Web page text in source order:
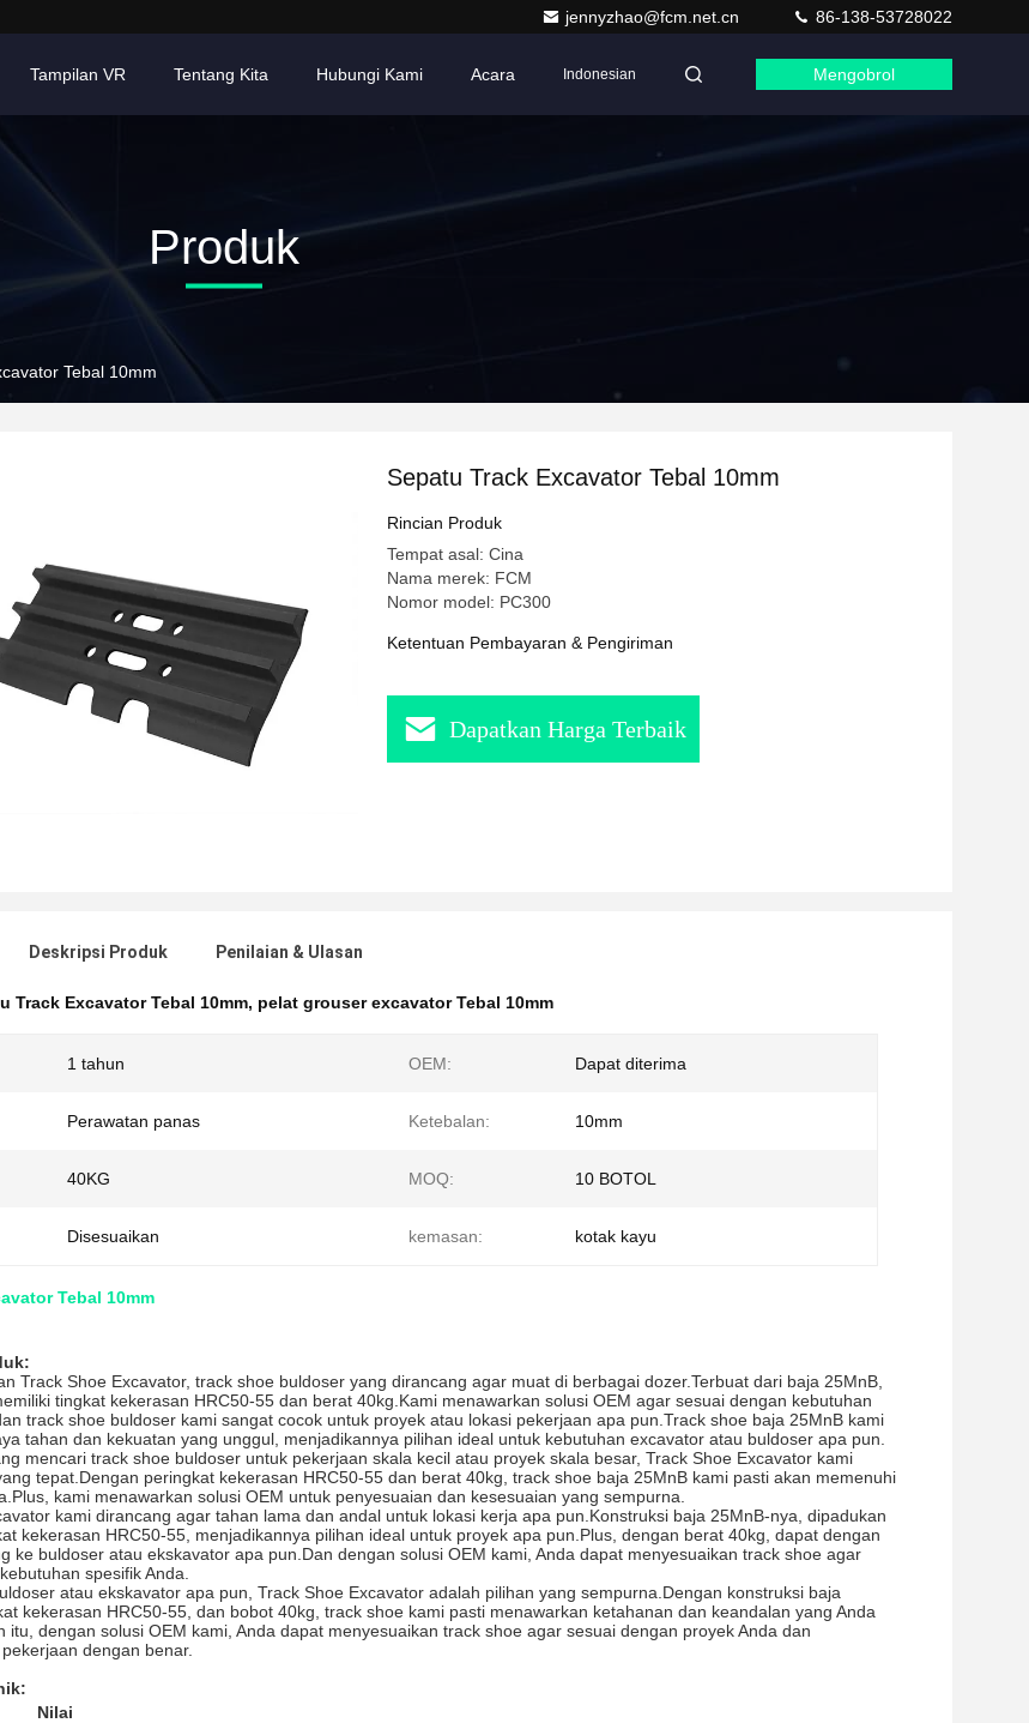
jennyzhao@fcm.net.cn 86-138-53728022
Tampilan VR Tentang Kita Hubungi Kami Acara Indonesian Mengobrol
Produk
Tebal 10mm
Sepatu Track Excavator Tebal 10mm
Rincian Produk
Tempat asal: Cina
Nama merek: FCM
Nomor model: PC300
Ketentuan Pembayaran & Pengiriman
Dapatkan Harga Terbaik
Deskripsi Produk Penilaian & Ulasan
Track Excavator Tebal 10mm, pelat grouser excavator Tebal 10mm
1 tahun OEM: Dapat diterima
Perawatan panas Ketebalan: 10mm
40KG MOQ: 10 BOTOL
Disesuaikan kemasan: kotak kayu
Tebal 10mm
Track Shoe Excavator, track shoe buldoser yang dirancang agar muat di berbagai dozer.Terbuat dari baja 25MnB,
tingkat kekerasan HRC50-55 dan berat 40kg.Kami menawarkan solusi OEM agar sesuai dengan kebutuhan
track shoe buldoser kami sangat cocok untuk proyek atau lokasi pekerjaan apa pun.Track shoe baja 25MnB kami
tahan dan kekuatan yang unggul, menjadikannya pilihan ideal untuk kebutuhan excavator atau buldoser apa pun.
mencari track shoe buldoser untuk pekerjaan skala kecil atau proyek skala besar, Track Shoe Excavator kami
tepat.Dengan peringkat kekerasan HRC50-55 dan berat 40kg, track shoe baja 25MnB kami pasti akan memenuhi
kami menawarkan solusi OEM untuk penyesuaian dan kesesuaian yang sempurna.
kami dirancang agar tahan lama dan andal untuk lokasi kerja apa pun.Konstruksi baja 25MnB-nya, dipadukan
kekerasan HRC50-55, menjadikannya pilihan ideal untuk proyek apa pun.Plus, dengan berat 40kg, dapat dengan
ke buldoser atau ekskavator apa pun.Dan dengan solusi OEM kami, Anda dapat menyesuaikan track shoe agar
spesifik Anda.
atau ekskavator apa pun, Track Shoe Excavator adalah pilihan yang sempurna.Dengan konstruksi baja
kekerasan HRC50-55, dan bobot 40kg, track shoe kami pasti menawarkan ketahanan dan keandalan yang Anda
itu, dengan solusi OEM kami, Anda dapat menyesuaikan track shoe agar sesuai dengan proyek Anda dan
dengan benar.
Nilai